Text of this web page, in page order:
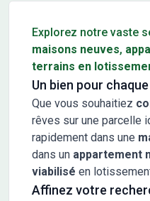
Explorez notre vaste
maisons neuves,
terrains en
Un bien pour
Que vous souhaitiez
rêves sur une parcelle
rapidement dans une
dans un appartement
viabilisé en
Affinez votre